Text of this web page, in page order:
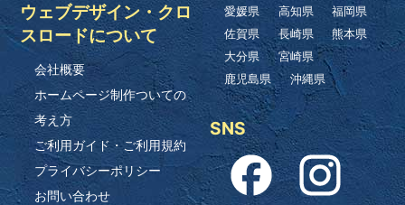
ウェブデザイン・クロ
スロードについて
会社概要
ホームページ制作ついての
考え方
ご利用ガイド・ご利用規約
プライバシーポリシー
お問い合わせ
愛媛県
高知県
福岡県
佐賀県
長崎県
熊本県
大分県
宮崎県
鹿児島県
沖縄県
SNS